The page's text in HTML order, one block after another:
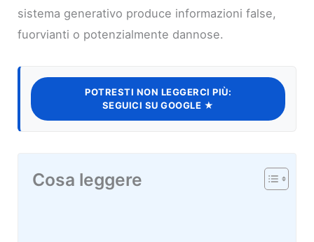
sistema generativo produce informazioni false,
fuorvianti o potenzialmente dannose.
POTRESTI NON LEGGERCI PIÙ:
SEGUICI SU GOOGLE ★
Cosa leggere